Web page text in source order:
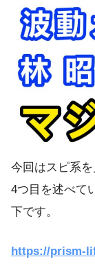
今回はスピ系
4つ目を述べて
下です。
https://prism-